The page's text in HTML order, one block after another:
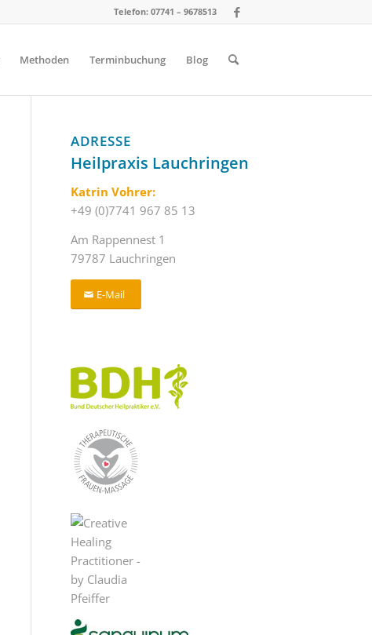
Telefon: 07741 – 9678513
Methoden Terminbuchung Blog
ADRESSE
Heilpraxis Lauchringen
Katrin Vohrer:
+49 (0)7741 967 85 13
Am Rappennest 1
79787 Lauchringen
E-Mail